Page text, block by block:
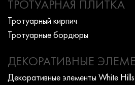
ТРОТУАРНАЯ ПЛИТКА
Тротуарный кирпич
Тротуарные бордюры
ДЕКОРАТИВНЫЕ
Декоративные элементы White Hills